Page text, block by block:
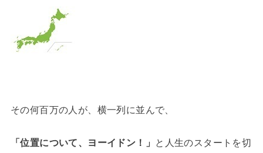
その何百万の人が、横一列に並んで、
「位置について、ヨーイドン！」
と人生のスタートを切